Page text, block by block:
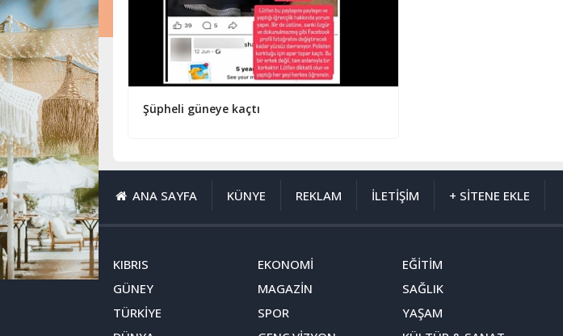
Şüpheli güneye kaçtı
ANA SAYFA KÜNYE REKLAM İLETİŞİM + SİTENE EKLE
KIBRIS
GÜNEY
TÜRKİYE
EKONOMİ
MAGAZİN
SPOR
EĞİTİM
SAĞLIK
YAŞAM